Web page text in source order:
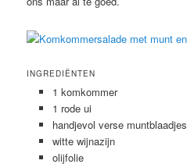
INGREDIËNTEN
1 komkommer
1 rode ui
handjevol verse muntblaadjes
witte wijnazijn
olijfolie